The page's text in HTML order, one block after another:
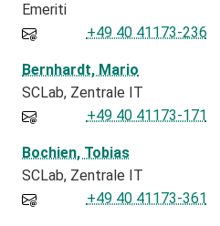
Emeriti
+49 40 41173-236
Bernhardt, Mario
SCLab Zentrale IT
+49 40 41173-171
Bochien, Tobias
SCLab Zentrale IT
+49 40 41173-361